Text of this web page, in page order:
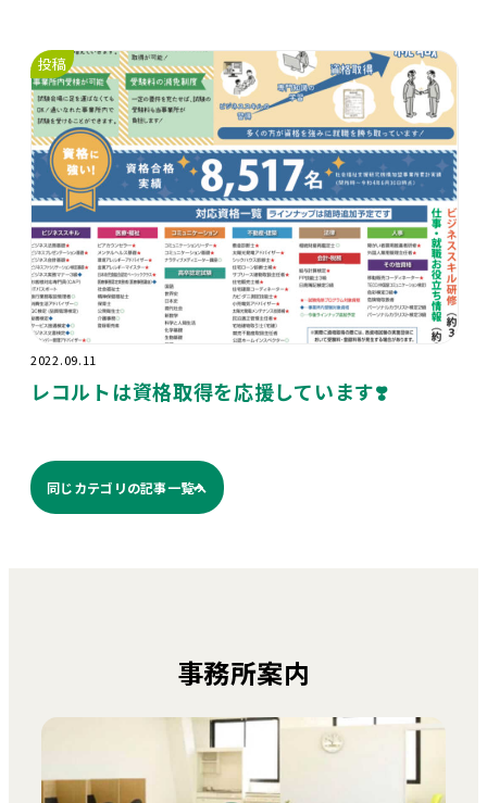
投稿
2022.09.11
レコルトは資格取得を応援しています❣️
同じカテゴリの記事⼀覧へ
事務所案内